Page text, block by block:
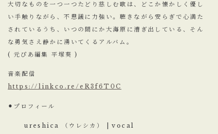
大切なものを一つ一つたどり慈しむ歌は、どこか懐かしく優し
い手触りながら、不思議に力強い。聴きながら安らぎで心満た
されているうち、いつの間にか大海原に漕ぎ出している、そん
な勇気さえ静かに湧いてくるアルバム。
( 元ぴあ編集 平塚葵 )
音楽配信
https://linkco.re/eR3f6T0C
⚫︎プロフィール
ureshica （ウレシカ） | vocal